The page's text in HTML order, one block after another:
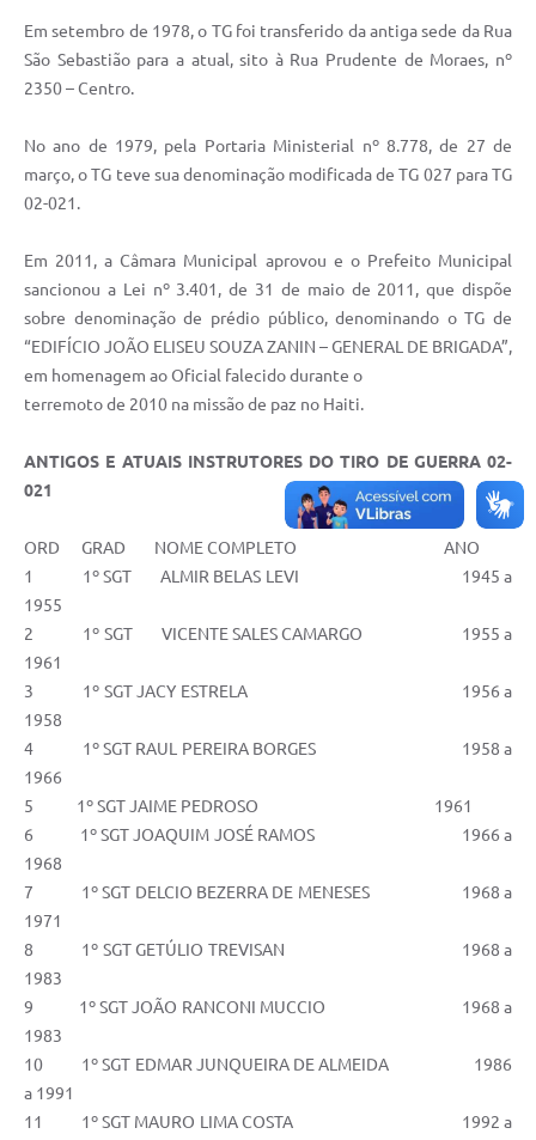
Em setembro de 1978, o TG foi transferido da antiga sede da Rua
São Sebastião para a atual, sito à Rua Prudente de Moraes, nº
2350 – Centro.
No ano de 1979, pela Portaria Ministerial nº 8.778, de 27 de
março, o TG teve sua denominação modificada de TG 027 para TG
02-021.
Em 2011, a Câmara Municipal aprovou e o Prefeito Municipal
sancionou a Lei nº 3.401, de 31 de maio de 2011, que dispõe
sobre denominação de prédio público, denominando o TG de
“EDIFÍCIO JOÃO ELISEU SOUZA ZANIN – GENERAL DE BRIGADA”,
em homenagem ao Oficial falecido durante o
terremoto de 2010 na missão de paz no Haiti.
ANTIGOS E ATUAIS INSTRUTORES DO TIRO DE GUERRA 02-
021
ORD GRAD NOME COMPLETO ANO
1 1º SGT ALMIR BELAS LEVI 1945 a
1955
2 1º SGT VICENTE SALES CAMARGO 1955 a
1961
3 1º SGT JACY ESTRELA 1956 a
1958
4 1º SGT RAUL PEREIRA BORGES 1958 a
1966
5 1º SGT JAIME PEDROSO 1961
6 1º SGT JOAQUIM JOSÉ RAMOS 1966 a
1968
7 1º SGT DELCIO BEZERRA DE MENESES 1968 a
1971
8 1º SGT GETÚLIO TREVISAN 1968 a
1983
9 1º SGT JOÃO RANCONI MUCCIO 1968 a
1983
10 1º SGT EDMAR JUNQUEIRA DE ALMEIDA 1986
a 1991
11 1º SGT MAURO LIMA COSTA 1992 a